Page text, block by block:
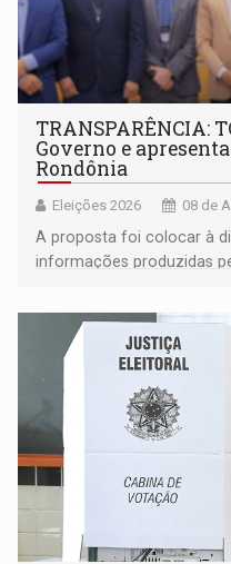
TRANSPARÊNCIA:
Governo e
Rondônia
Eleições 2026 08 de
A proposta foi colocar à
informações produzidas